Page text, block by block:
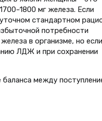
мг железа. Если
стандартном
потребности
в организме, но если
ЛДЖ и при сохранении
между